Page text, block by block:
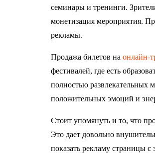
семинары и тренинги.
монетизация мероприятия.
рекламы.
Продажа билетов на онлайн-
фестивалей, где есть
полностью
положительных эмоций и
Стоит упомянуть и то, что
Это дает довольно
показать рекламу страницы